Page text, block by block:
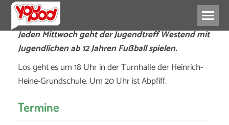
Jeden Mittwoch geht der Jugendtreff Westend mit
Jugendlichen ab 12 Jahren Fußball spielen.
Los geht es um 18 Uhr in der Turnhalle der Heinrich-
Heine-Grundschule. Um 20 Uhr ist Abpfiff.
Termine